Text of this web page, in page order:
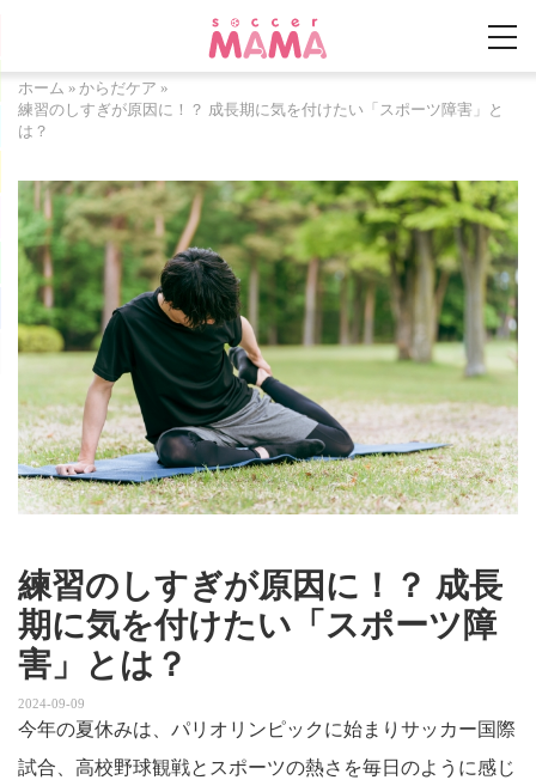
ホーム » からだケア »
練習のしすぎが原因に！？ 成長期に気を付けたい「スポーツ障害」と
は？
練習のしすぎが原因に！？ 成長
期に気を付けたい「スポーツ障
害」とは？
2024-09-09
今年の夏休みは、パリオリンピックに始まりサッカー国際
試合、高校野球観戦とスポーツの熱さを毎日のように感じ